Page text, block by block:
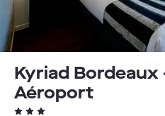
Kyriad
Aéroport